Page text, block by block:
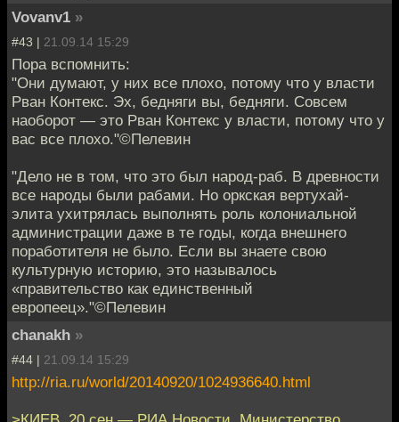
Vovanv1 »
#43 | 21.09.14 15:29
Пора вспомнить:
"Они думают, у них все плохо, потому что у власти
Рван Контекс. Эх, бедняги вы, бедняги. Совсем
наоборот — это Рван Контекс у власти, потому что у
вас все плохо."©Пелевин
"Дело не в том, что это был народ-раб. В древности
все народы были рабами. Но оркская вертухай-
элита ухитрялась выполнять роль колониальной
администрации даже в те годы, когда внешнего
поработителя не было. Если вы знаете свою
культурную историю, это называлось
«правительство как единственный
европеец»."©Пелевин
chanakh »
#44 | 21.09.14 15:29
http://ria.ru/world/20140920/1024936640.html